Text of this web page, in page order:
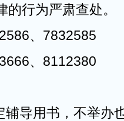
行为严肃查处。
、7832585
、8112380
辅导用书，不举办